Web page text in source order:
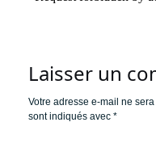
Laisser un
Votre adresse e-mail ne
sont indiqués avec *